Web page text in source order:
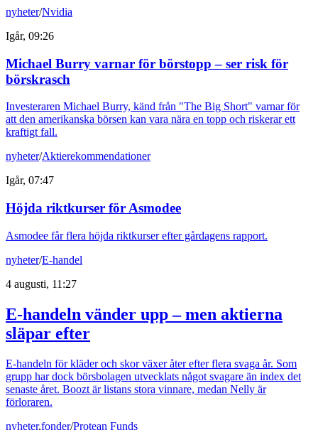
nyheter/Nvidia
Igår, 09:26
Michael Burry varnar för börstopp – ser risk för
börskrasch
Investeraren Michael Burry, känd från "The Big Short" varnar för
att den amerikanska börsen kan vara nära en topp och riskerar ett
kraftigt fall.
nyheter/Aktierekommendationer
Igår, 07:47
Höjda riktkurser för Asmodee
Asmodee får flera höjda riktkurser efter gårdagens rapport.
nyheter/E-handel
4 augusti, 11:27
E-handeln vänder upp – men aktierna
släpar efter
E-handeln för kläder och skor växer åter efter flera svaga år. Som
grupp har dock börsbolagen utvecklats något svagare än index det
senaste året. Boozt är listans stora vinnare, medan Nelly är
förloraren.
nyheter,fonder/Protean Funds